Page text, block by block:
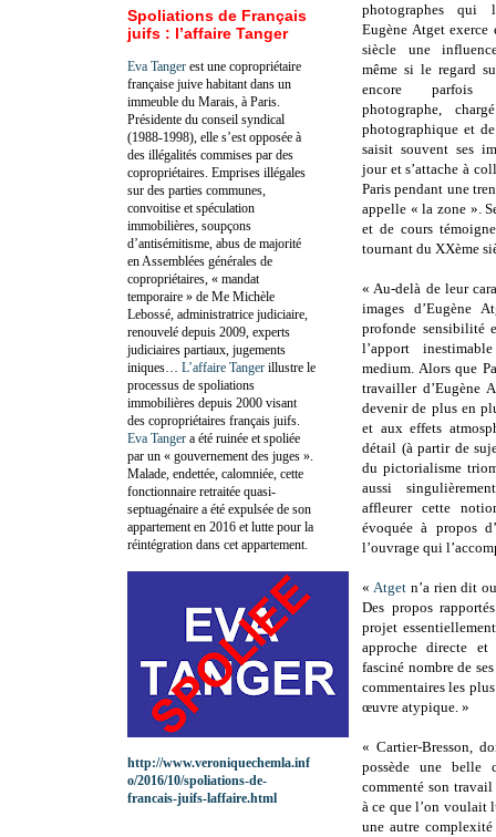
photographes qui
Eugène Atget exerce
siècle une
même si le regard
encore parfois
photographe,
photographique et
saisit souvent ses
jour et s’attache à
Paris pendant une
appelle « la zone ».
et de cours
tournant du XXème
« Au-delà de leur
images d’Eugène
profonde sensibilité
l’apport
medium. Alors que
travailler d’Eugène
devenir de plus en
et aux effets
détail (à partir de
du pictorialisme
aussi
affleurer cette
évoquée à propos
l’ouvrage qui
« Atgetn’a rien dit
Des propos
projet
approche directe
fasciné nombre de
commentaires les
œuvre atypique. »
« Cartier-Bresson,
possède une belle
commenté son
à ce que l’on voulait
une autre complexité
Spoliations de Français
juifs : l’affaire Tanger
Eva Tanger est une copropriétaire
française juive habitant dans un
immeuble du Marais, à Paris.
Présidente du conseil syndical
(1988-1998), elle s’est opposée à
des illégalités commises par des
copropriétaires. Emprises illégales
sur des parties communes,
convoitise et spéculation
immobilières, soupçons
d’antisémitisme, abus de majorité
en Assemblées générales de
copropriétaires, « mandat
temporaire » de Me Michèle
Lebossé, administratrice judiciaire,
renouvelé depuis 2009, experts
judiciaires partiaux, jugements
iniques… L’affaire Tanger illustre le
processus de spoliations
immobilières depuis 2000 visant
des copropriétaires français juifs.
Eva Tanger a été ruinée et spoliée
par un « gouvernement des juges ».
Malade, endettée, calomniée, cette
fonctionnaire retraitée quasi-
septuagénaire a été expulsée de son
appartement en 2016 et lutte pour la
réintégration dans cet appartement.
http://www.veroniquechemla.inf
o/2016/10/spoliations-de-
francais-juifs-laffaire.html